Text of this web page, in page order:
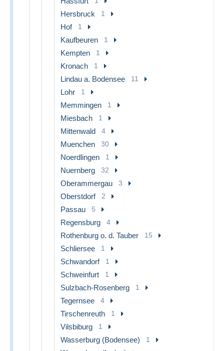
Hersbruck 1
Hof 1
Kaufbeuren 1
Kempten 1
Kronach 1
Lindau a. Bodensee 11
Lohr 1
Memmingen 1
Miesbach 1
Mittenwald 4
Muenchen 30
Noerdlingen 1
Nuernberg 32
Oberammergau 3
Oberstdorf 2
Passau 5
Regensburg 4
Rothenburg o. d. Tauber 15
Schliersee 1
Schwandorf 1
Schweinfurt 1
Sulzbach-Rosenberg 1
Tegernsee 4
Tirschenreuth 1
Vilsbiburg 1
Wasserburg (Bodensee) 1